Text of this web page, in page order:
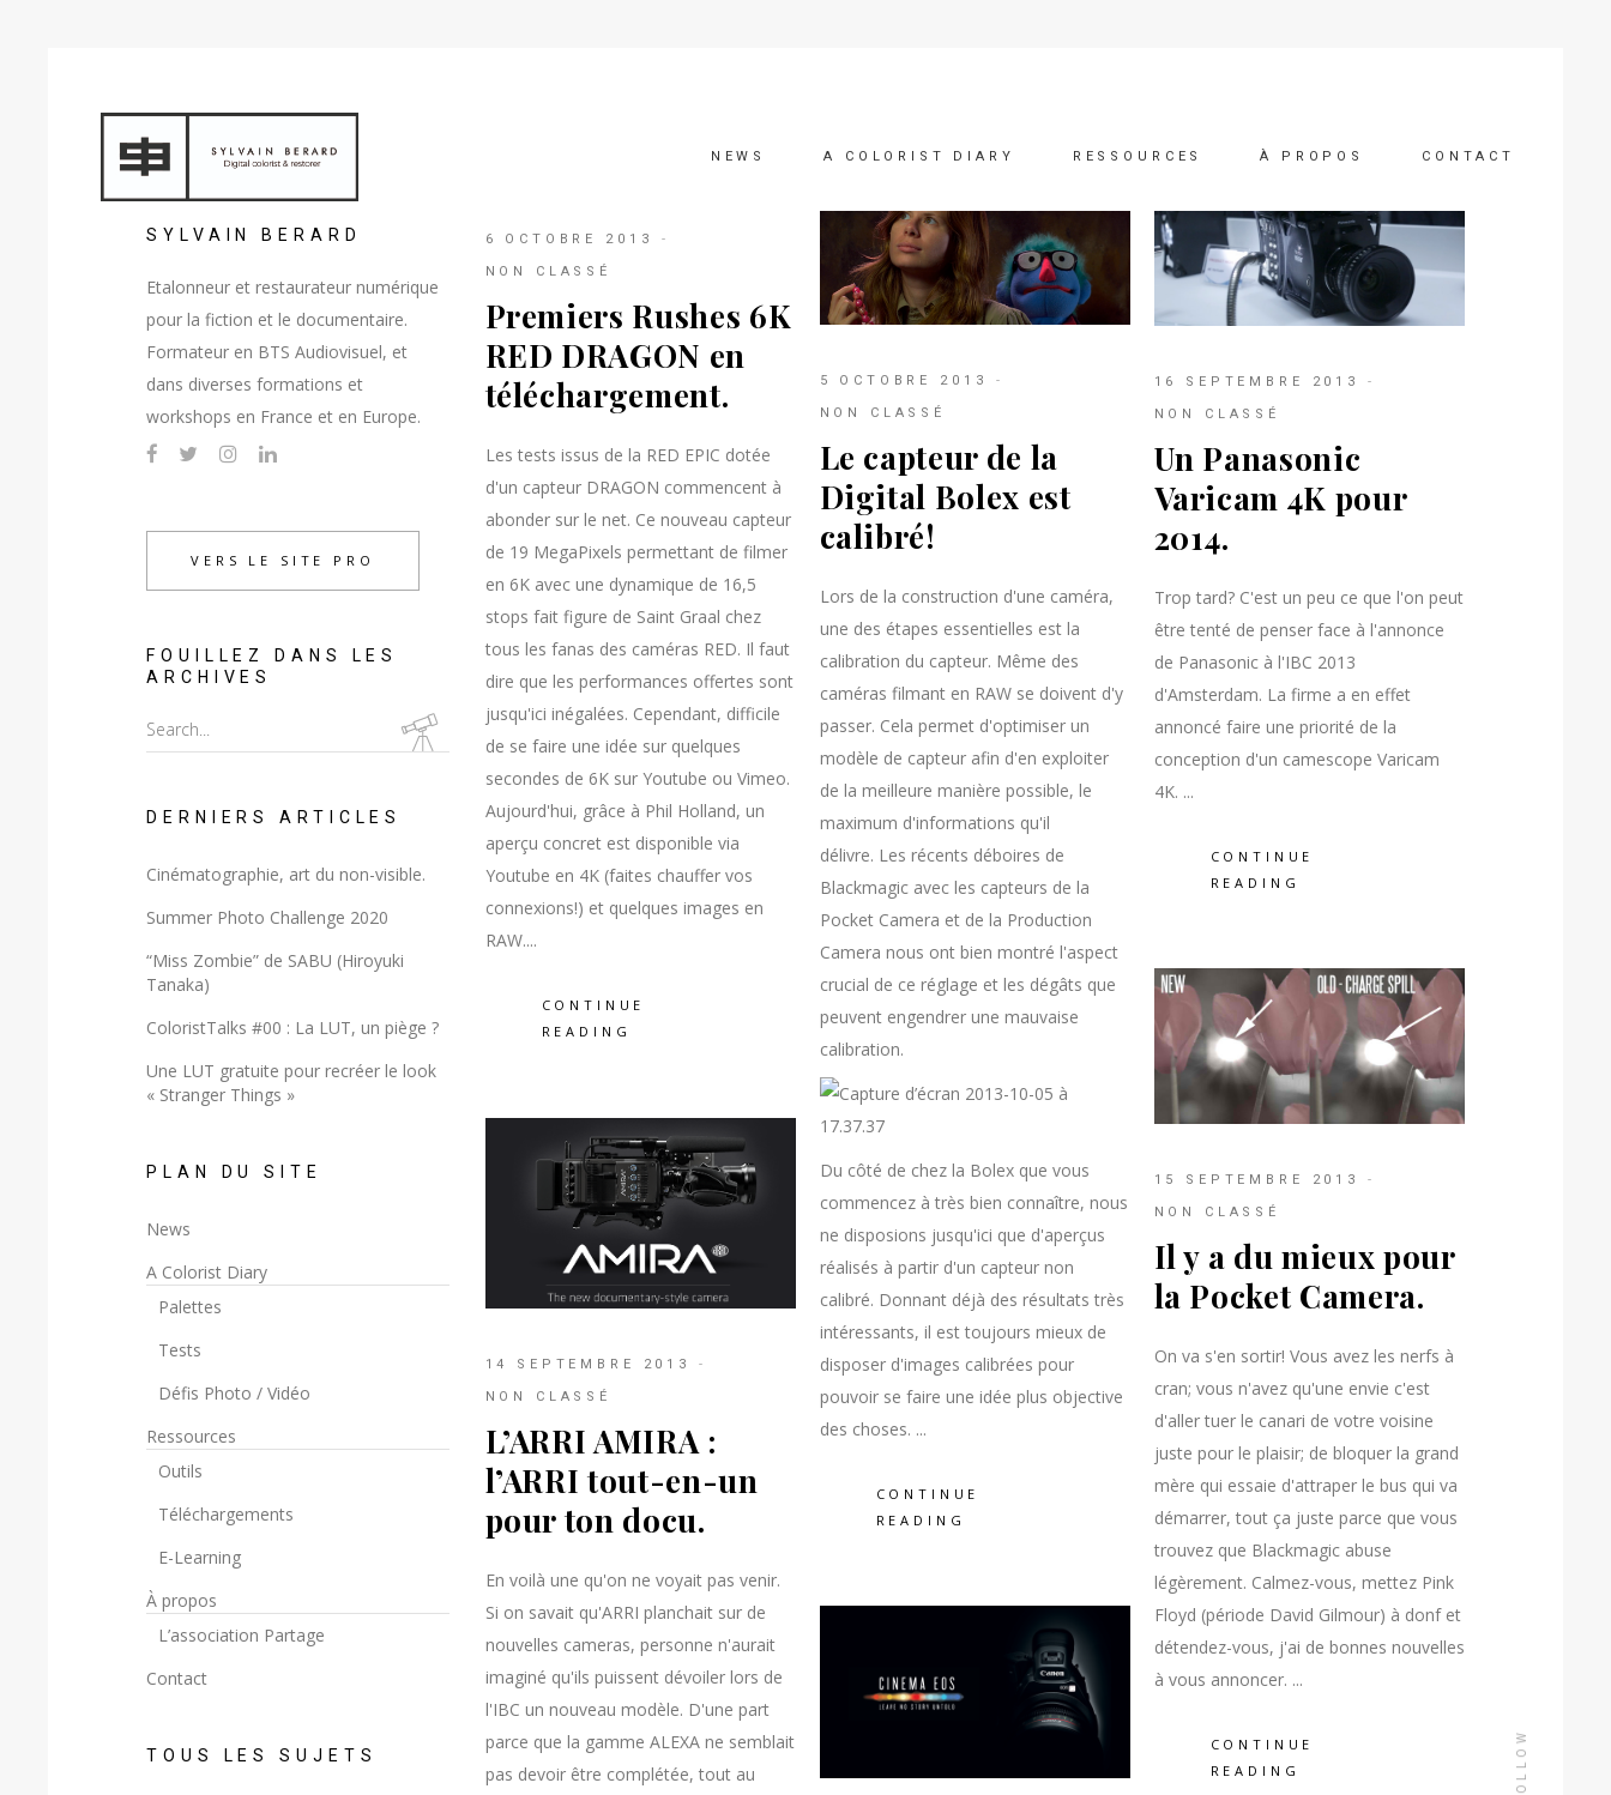
NEWS A COLORIST DIARY RESSOURCES À PROPOS CONTACT
FOLLOW
6 OCTOBRE 2013
NON CLASSÉ
Premiers Rushes 6K
RED DRAGON en
téléchargement.
Les tests issus de la RED EPIC dotée
d'un capteur DRAGON commencent à
abonder sur le net. Ce nouveau capteur
de 19 MegaPixels permettant de filmer
en 6K avec une dynamique de 16,5
stops fait figure de Saint Graal chez
tous les fanas des caméras RED. Il faut
dire que les performances offertes sont
jusqu'ici inégalées. Cependant, difficile
de se faire une idée sur quelques
secondes de 6K sur Youtube ou Vimeo.
Aujourd'hui, grâce à Phil Holland, un
aperçu concret est disponible via
Youtube en 4K (faites chauffer vos
connexions!) et quelques images en
RAW.
CONTINUE
READING
5 OCTOBRE 2013
NON CLASSÉ
Le capteur de la
Digital Bolex est
calibré!
Lors de la construction d'une caméra,
une des étapes essentielles est la
calibration du capteur. Même des
caméras filmant en RAW se doivent d'y
passer. Cela permet d'optimiser un
modèle de capteur afin d'en exploiter
de la meilleure manière possible, le
maximum d'informations qu'il
délivre. Les récents déboires de
Blackmagic avec les capteurs de la
Pocket Camera et de la Production
Camera nous ont bien montré l'aspect
crucial de ce réglage et les dégâts que
peuvent engendrer une mauvaise
calibration.
Du côté de chez la Bolex que vous
commencez à très bien connaître, nous
ne disposions jusqu'ici que d'aperçus
réalisés à partir d'un capteur non
calibré. Donnant déjà des résultats très
intéressants, il est toujours mieux de
disposer d'images calibrées pour
pouvoir se faire une idée plus objective
des choses.
CONTINUE
READING
16 SEPTEMBRE 2013
NON CLASSÉ
Un Panasonic
Varicam 4K pour
2014.
Trop tard? C'est un peu ce que l'on peut
être tenté de penser face à l'annonce
de Panasonic à l'IBC 2013
d'Amsterdam. La firme a en effet
annoncé faire une priorité de la
conception d'un camescope Varicam
4K.
CONTINUE
READING
15 SEPTEMBRE 2013
NON CLASSÉ
Il y a du mieux pour
la Pocket Camera.
On va s'en sortir! Vous avez les nerfs à
cran; vous n'avez qu'une envie c'est
d'aller tuer le canari de votre voisine
juste pour le plaisir; de bloquer la grand
mère qui essaie d'attraper le bus qui va
démarrer, tout ça juste parce que vous
trouvez que Blackmagic abuse
légèrement. Calmez-vous, mettez Pink
Floyd (période David Gilmour) à donf et
détendez-vous, j'ai de bonnes nouvelles
à vous annoncer.
CONTINUE
READING
14 SEPTEMBRE 2013
NON CLASSÉ
L’ARRI AMIRA :
l’ARRI tout-en-un
pour ton docu.
En voilà une qu'on ne voyait pas venir.
Si on savait qu'ARRI planchait sur de
nouvelles cameras, personne n'aurait
imaginé qu'ils puissent dévoiler lors de
l'IBC un nouveau modèle. D'une part
parce que la gamme ALEXA ne semblait
pas devoir être complétée, tout au
SYLVAIN BERARD
Etalonneur et restaurateur numérique
pour la fiction et le documentaire.
Formateur en BTS Audiovisuel, et
dans diverses formations et
workshops en France et en Europe.
VERS LE SITE PRO
FOUILLEZ DANS LES
ARCHIVES
Search
for:
DERNIERS ARTICLES
Cinématographie, art du non-visible.
Summer Photo Challenge 2020
“Miss Zombie” de SABU (Hiroyuki
Tanaka)
ColoristTalks #00 : La LUT, un piège ?
Une LUT gratuite pour recréer le look
« Stranger Things »
PLAN DU SITE
News
A Colorist Diary
Palettes
Tests
Défis Photo / Vidéo
Ressources
Outils
Téléchargements
E-Learning
À propos
L’association Partage
Contact
TOUS LES SUJETS